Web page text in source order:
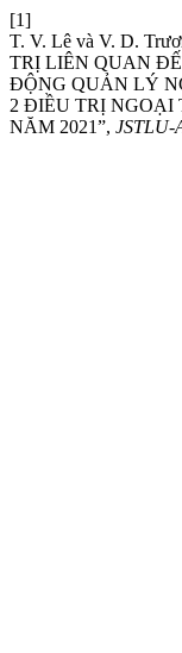
[1]
T. V. Lê và V. D.
TRỊ LIÊN QUAN
ĐỘNG QUẢN LÝ
2 ĐIỀU TRỊ NGOẠI
NĂM 2021”, JSTLU-